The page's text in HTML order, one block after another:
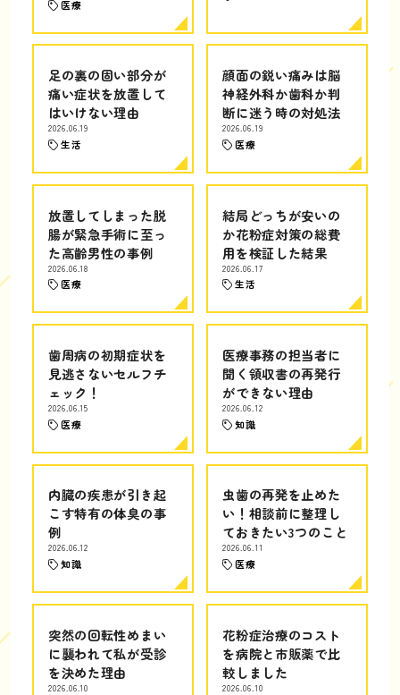
医療
足の裏の固い部分が
痛い症状を放置して
はいけない理由
2026.06.19
生活
顔面の鋭い痛みは脳
神経外科か歯科か判
断に迷う時の対処法
2026.06.19
医療
放置してしまった脱
腸が緊急手術に至っ
た高齢男性の事例
2026.06.18
医療
結局どっちが安いの
か花粉症対策の総費
用を検証した結果
2026.06.17
生活
歯周病の初期症状を
見逃さないセルフチ
ェック！
2026.06.15
医療
医療事務の担当者に
聞く領収書の再発行
ができない理由
2026.06.12
知識
内臓の疾患が引き起
こす特有の体臭の事
例
2026.06.12
知識
虫歯の再発を止めた
い！相談前に整理し
ておきたい3つのこと
2026.06.11
医療
突然の回転性めまい
に襲われて私が受診
を決めた理由
2026.06.10
花粉症治療のコスト
を病院と市販薬で比
較しました
2026.06.10